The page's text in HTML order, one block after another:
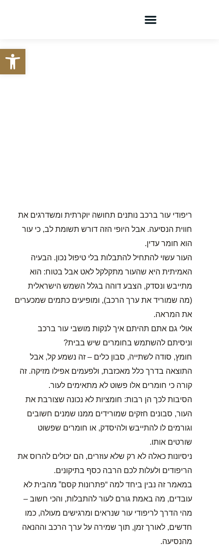
ריפודי עור ברכב נותנים תחושה יוקרתית ומשדרגים את
חווית הנסיעה. אבל היופי הזה דורש תשומת לב, כי עור
הוא חומר עדין.
העור עשוי להתחיל להתבלות בלי טיפול נכון. הבעיה
האמיתית היא שהעור מתקלקל לאט אבל בטוח: הוא
מתייבש ונסדק, הצבע דוהה בגלל השמש הישראלית
(מה שמוריד את ערך הרכב), ומופיעים כתמים שמכערים
את המראה.
אולי גם אתם תהיתם איך לנקות מושבי עור ברכב
וניסיתם להשתמש בחומרים שיש בבית?
חומץ, סודה לשתייה, סבון כלים – זה נשמע קל, אבל
התוצאה בדרך כלל מאכזבת, ולפעמים אפילו מזיקה. זה
קורה כי חומרים אלו פשוט לא מתאימים לעור.
הסיבות לכך הן רבות: חומציות לא נכונה שצורבת את
העור, סבונים חזקים שמורידים ממנו שמנים חשובים
וגורמים לו להתייבש ולהיסדק, או חומרים שפשוט
שורטים אותו.
ניסיונות כאלה לא רק שלא עוזרים, הם יכולים להרוס את
הריפודים ולעלות לכם הרבה כסף בתיקונים.
במאמר זה נבין ביחד למה “פתרונות קסם” מהבית לא
עובדים, מה באמת גורם לעור להתבלות, והכי חשוב –
מהי הדרך לריפודי עור שנראים ומרגישים מעולה, כמו
חדשים, לאורך זמן, תוך שמירה על ערך הרכב וההנאה
מהנסיעה.
פתח